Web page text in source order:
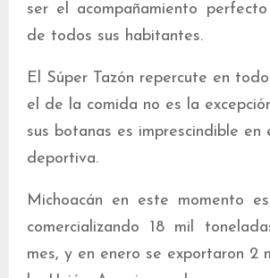
ser el acompañamiento
de todos sus habitantes.
El Súper Tazón repercute en
el de la comida no es la
sus botanas es imprescindible en
deportiva.
Michoacán en este momento
comercializando 18 mil
mes, y en enero se exportaron 2